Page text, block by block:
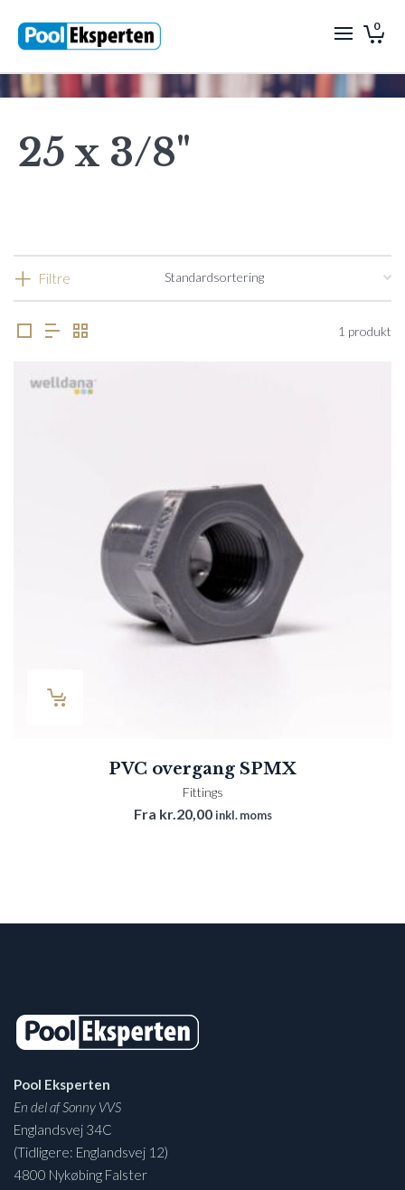
0
25 x 3/8"
Filtre
1 produkt
PVC overgang SPMX
Fittings
Fra kr.20,00 inkl. moms
Pool Eksperten
En del af Sonny VVS
Englandsvej 34C
(Tidligere: Englandsvej 12)
4800 Nykøbing Falster